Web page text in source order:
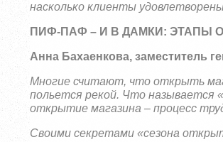
насколько клиенты
ПИФ-ПАФ – И В ДАМКИ: ЭТАПЫ
Анна Бахаенкова, заместитель
Многие считают, что открыть
польется рекой. Что называется
открытие магазина – процесс
Своими секретами «сезона